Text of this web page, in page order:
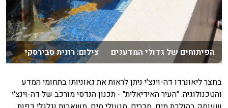
הפיתוחים של גדולי המדענים צילום: רונית סבירסקי
בחצר ליאונרדו דה-וינצ'י ניתן לראות את גאוניותו בתחומי המדע
והטכנולוגיה. "העיר האידיאלית" - תכנון הנדסי מורכב של דה-וינצ'י